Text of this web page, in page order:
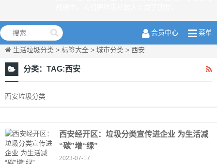
菜单
会员中心
生活垃圾分类 > 标签大全 > 城市分类 > 西安
分类： TAG:西安
西安垃圾分类
西安经开区：垃圾分类宣传进企业 为生活减
“碳”增“绿”
2023-07-17